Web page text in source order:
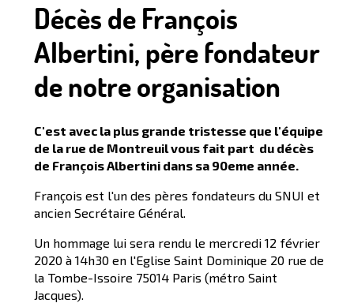
Décès de François
Albertini, père fondateur
de notre organisation
C'est avec la plus grande tristesse que l'équipe
de la rue de Montreuil vous fait part du décès
de François Albertini dans sa 90eme année.
François est l'un des pères fondateurs du SNUI et
ancien Secrétaire Général.
Un hommage lui sera rendu le mercredi 12 février
2020 à 14h30 en l'Eglise Saint Dominique 20 rue de
la Tombe-Issoire 75014 Paris (métro Saint
Jacques).